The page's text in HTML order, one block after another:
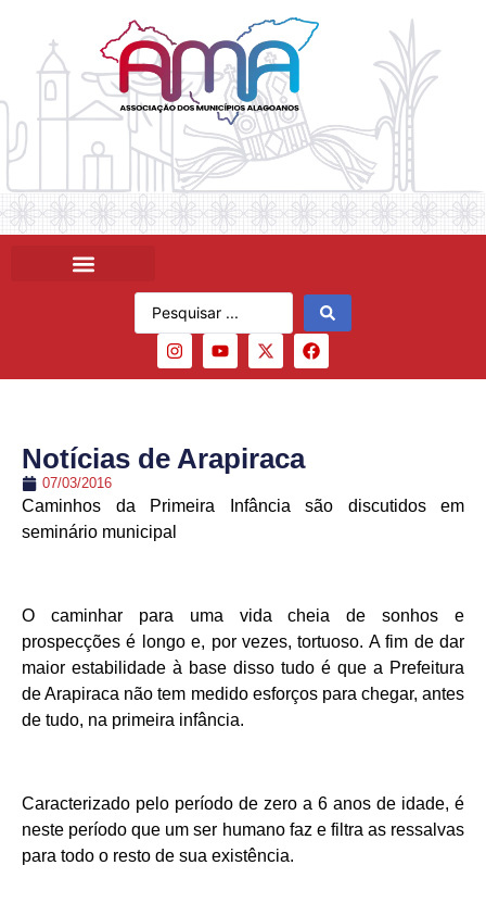
Notícias de Arapiraca
07/03/2016
Caminhos da Primeira Infância são discutidos em
seminário municipal
O caminhar para uma vida cheia de sonhos e
prospecções é longo e, por vezes, tortuoso. A fim de dar
maior estabilidade à base disso tudo é que a Prefeitura
de Arapiraca não tem medido esforços para chegar, antes
de tudo, na primeira infância.
Caracterizado pelo período de zero a 6 anos de idade, é
neste período que um ser humano faz e filtra as ressalvas
para todo o resto de sua existência.